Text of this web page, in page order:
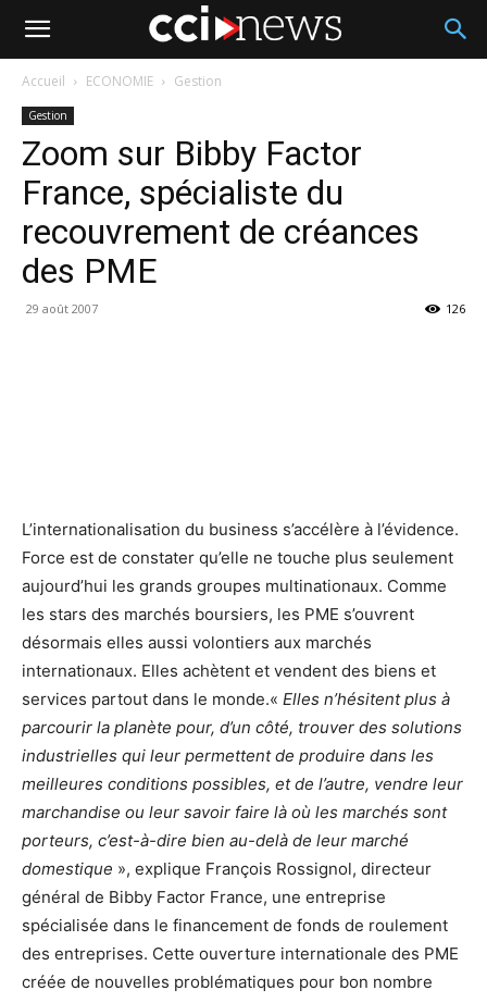
Accueil ECONOMIE Gestion
Gestion
Zoom sur Bibby Factor
France, spécialiste du
recouvrement de créances
des PME
29 août 2007 126
L’internationalisation du business s’accélère à l’évidence.
Force est de constater qu’elle ne touche plus seulement
aujourd’hui les grands groupes multinationaux. Comme
les stars des marchés boursiers, les PME s’ouvrent
désormais elles aussi volontiers aux marchés
internationaux. Elles achètent et vendent des biens et
services partout dans le monde.« Elles n’hésitent plus à
parcourir la planète pour, d’un côté, trouver des solutions
industrielles qui leur permettent de produire dans les
meilleures conditions possibles, et de l’autre, vendre leur
marchandise ou leur savoir faire là où les marchés sont
porteurs, c’est-à-dire bien au-delà de leur marché
domestique », explique François Rossignol, directeur
général de Bibby Factor France, une entreprise
spécialisée dans le financement de fonds de roulement
des entreprises. Cette ouverture internationale des PME
créée de nouvelles problématiques pour bon nombre